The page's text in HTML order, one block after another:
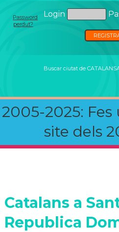
Login
Password
perdut?
Buscar ciutat de
2005-2025:
site dels
Catalans a
Republica